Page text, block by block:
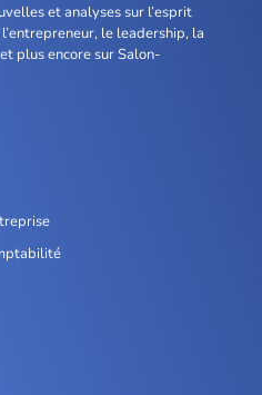
et analyses sur l’esprit
le leadership, la
plus encore sur Salon-